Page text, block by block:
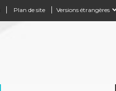
Powered by
Plan de site